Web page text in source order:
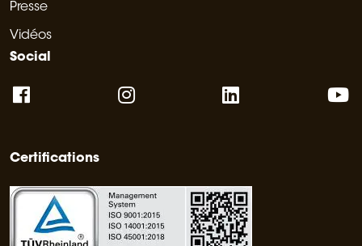
Presse
Vidéos
Social
Certifications